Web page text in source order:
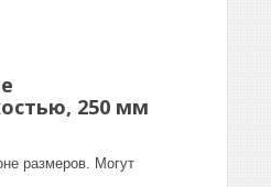
250 мм
размеров. Могут